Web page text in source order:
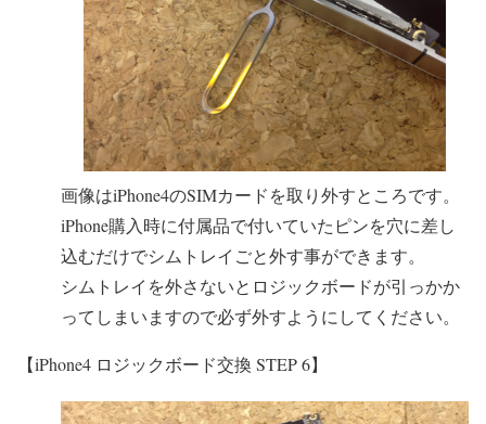
画像はiPhone4のSIMカードを取り外すところです。
iPhone購入時に付属品で付いていたピンを穴に差し
込むだけでシムトレイごと外す事ができます。
シムトレイを外さないとロジックボードが引っかか
ってしまいますので必ず外すようにしてください。
【iPhone4 ロジックボード交換 STEP 6】